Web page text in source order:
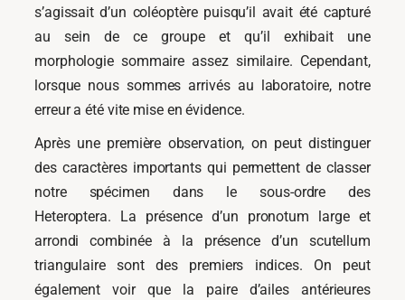
s’agissait d’un coléoptère puisqu’il avait été capturé
au sein de ce groupe et qu’il exhibait une
morphologie sommaire assez similaire. Cependant,
lorsque nous sommes arrivés au laboratoire, notre
erreur a été vite mise en évidence.
Après une première observation, on peut distinguer
des caractères importants qui permettent de classer
notre spécimen dans le sous-ordre des
Heteroptera. La présence d’un pronotum large et
arrondi combinée à la présence d’un scutellum
triangulaire sont des premiers indices. On peut
également voir que la paire d’ailes antérieures